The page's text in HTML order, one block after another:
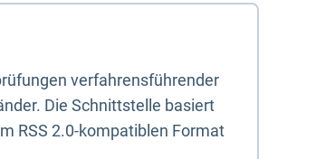
verfahrensführender
Die Schnittstelle basiert
RSS 2.0-kompatiblen Format